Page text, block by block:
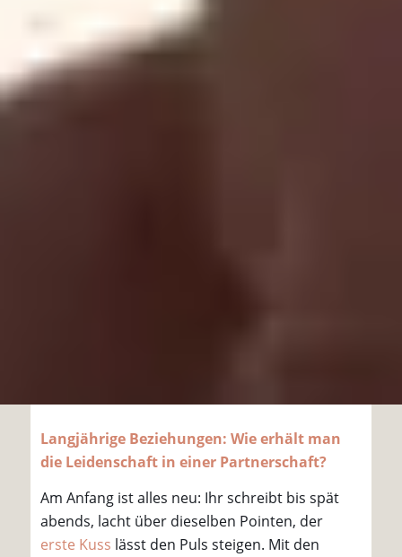
Langjährige Beziehungen: Wie erhält man
die Leidenschaft in einer Partnerschaft?
Am Anfang ist alles neu: Ihr schreibt bis spät
abends, lacht über dieselben Pointen, der
erste Kuss lässt den Puls steigen. Mit den